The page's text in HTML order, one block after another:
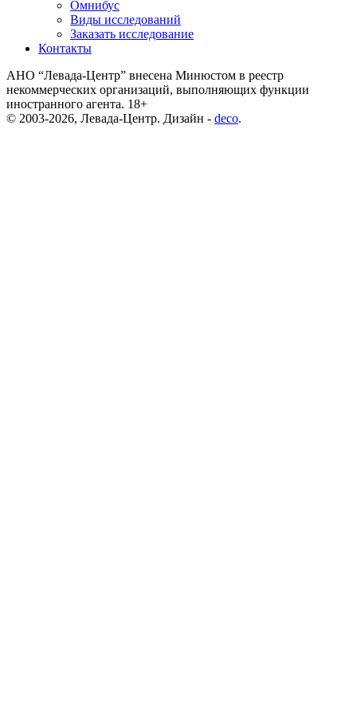
Омнибус
Виды исследований
Заказать исследование
Контакты
АНО “Левада-Центр” внесена Минюстом в реестр
некоммерческих организаций, выполняющих функции
иностранного агента. 18+
© 2003-2026, Левада-Центр. Дизайн - deco.